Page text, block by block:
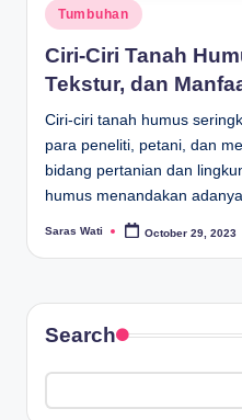
Posted
in
Tumbuhan
Ciri-Ciri Tanah
Tekstur, dan
Ciri-ciri tanah humus
para peneliti, petani, dan
bidang pertanian dan
humus menandakan
Posted
Saras Wati October 29, 2023
Search